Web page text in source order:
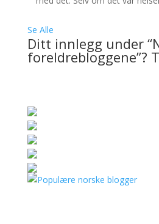
Se Alle
Ditt innlegg under
foreldrebloggene”?